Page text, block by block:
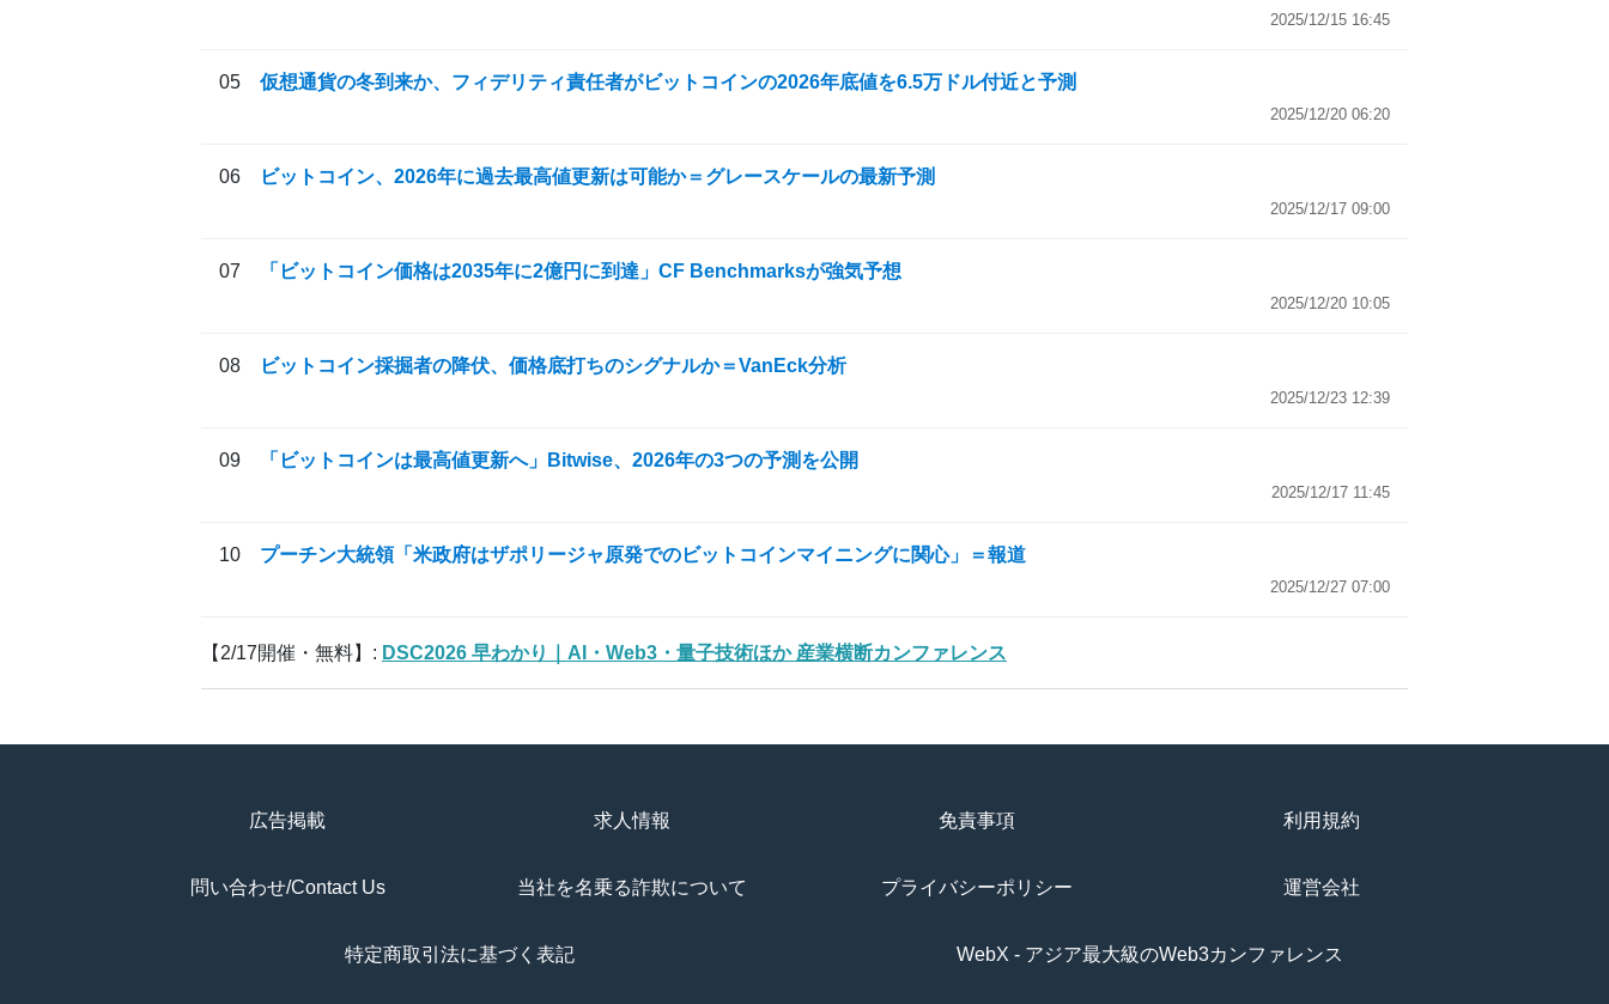
2025/12/15 16:45
仮想通貨の冬到来か、フィデリティ責任者がビットコインの2026年底値を6.5万ドル付近と予測
2025/12/20 06:20
ビットコイン、2026年に過去最高値更新は可能か＝グレースケールの最新予測
2025/12/17 09:00
「ビットコイン価格は2035年に2億円に到達」CF Benchmarksが強気予想
2025/12/20 10:05
ビットコイン採掘者の降伏、価格底打ちのシグナルか＝VanEck分析
2025/12/23 12:39
「ビットコインは最高値更新へ」Bitwise、2026年の3つの予測を公開
2025/12/17 11:45
プーチン大統領「米政府はザポリージャ原発でのビットコインマイニングに関心」＝報道
2025/12/27 07:00
【2/17開催・無料】: DSC2026 早わかり｜AI・Web3・量子技術ほか 産業横断カンファレンス
広告掲載 求人情報 免責事項 利用規約
問い合わせ/Contact Us 当社を名乗る詐欺について プライバシーポリシー 運営会社
特定商取引法に基づく表記 WebX - アジア最大級のWeb3カンファレンス